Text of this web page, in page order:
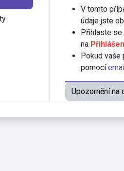
V tomto
údaje jste
Přihlaste
na
Pokud vaše
pomocí
Upozornění na